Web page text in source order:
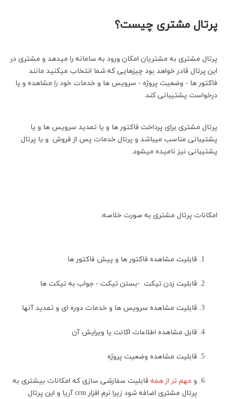
پرتال مشتری چیست؟
پرتال مشتری به مشتریان امکان ورود به سامانه را میدهد و مشتری در
این پرتال قادر خواهد بود چیزهایی که شما انتخاب میکنید مانند
فاکتور ها - وضعیت پروژه - سرویس ها و خدمات خود را مشاهده و یا
درخواست پشتیبانی کند.
پرتال مشتری برای پرداخت فاکتور ها و یا تمدید سرویس ها و یا
پشتیبانی مناسب میباشد و پرتال خدمات پس از فروش و یا پرتال
پشتیبانی نیز نامیده میشود.
امکانات پرتال مشتری به صورت خلاصه:
قابلیت مشاهده فاکتور ها و پیش فاکتور ها
قابلیت زدن تیکت -بستن تیکت - جواب به تیکت ها
قابلیت مشاهده سرویس ها و خدمات دوره ای و تمدید آنها
قابل مشاهده اطلاعات اکانت یا ویرایش آن
قابلیت مشاهده وضعیت پروژه
و مهم تر از همه قابلیت سفارشی سازی که امکانات بیشتری به
پرتال مشتری اضافه شود زیرا نرم افزار crm آریا و این پرتال